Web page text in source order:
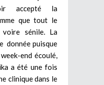
accepté la
que tout le
voire sénile. La
donnée puisque
end écoulé,
a été une fois
clinique dans le